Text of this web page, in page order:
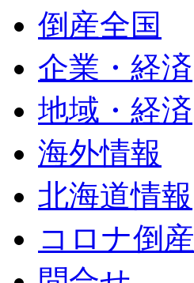
倒産全国
企業・経済
地域・経済
海外情報
北海道情報
コロナ倒産